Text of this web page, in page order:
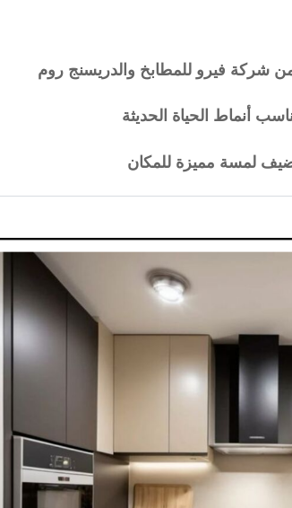
شركة فيرو للمطابخ والدريسنج روم
أنماط الحياة الحديثة
لمسة مميزة للمكان